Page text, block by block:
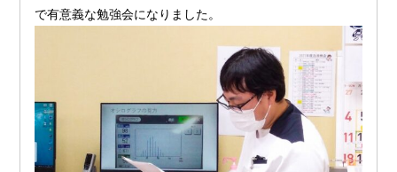
で有意義な勉強会になりました。